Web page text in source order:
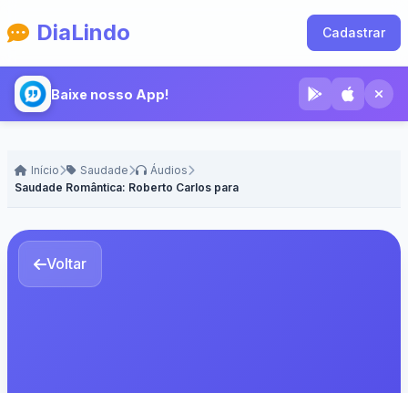
DiaLindo Cadastrar
Baixe nosso App!
Início Saudade
Áudios
Saudade Romântica: Roberto Carlos para Ele - Voz Masculina
Voltar